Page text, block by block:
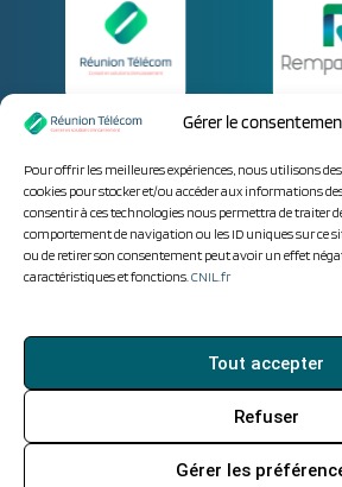
Gérer le
Pour offrir les meilleures expériences, nous utilisons
cookies pour stocker et/ou accéder aux informations
consentir à ces technologies nous permettra de traiter
comportement de navigation ou les ID uniques sur ce
ou de retirer son consentement peut avoir un effet
caractéristiques et fonctions.CNIL.fr
Tout accepter
Refuser
Gérer les
Parlez-nous
besoins.